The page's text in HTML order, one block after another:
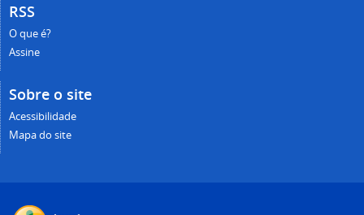
RSS
O que é?
Assine
Sobre o site
Acessibilidade
Mapa do site